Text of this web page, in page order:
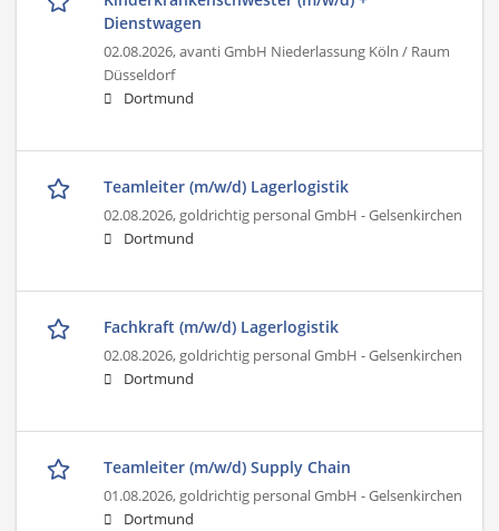
Dienstwagen
02.08.2026,avanti GmbH Niederlassung Köln / Raum
Düsseldorf
Dortmund
Teamleiter (m/w/d) Lagerlogistik
02.08.2026, goldrichtig personal GmbH - Gelsenkirchen
Dortmund
Fachkraft (m/w/d) Lagerlogistik
02.08.2026, goldrichtig personal GmbH - Gelsenkirchen
Dortmund
Teamleiter (m/w/d) Supply Chain
01.08.2026, goldrichtig personal GmbH - Gelsenkirchen
Dortmund